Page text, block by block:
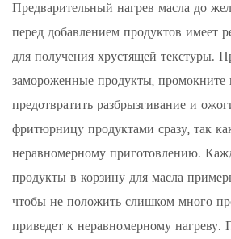
Предварительный нагрев масла до
перед добавлением продуктов имеет
для получения хрустящей текстуры.
замороженные продукты, промокните
предотвратить разбрызгивание и
фритюрницу продуктами сразу, так
неравномерному приготовлению.
продукты в корзину для масла
чтобы не положить слишком много
приведет к неравномерному нагреву.